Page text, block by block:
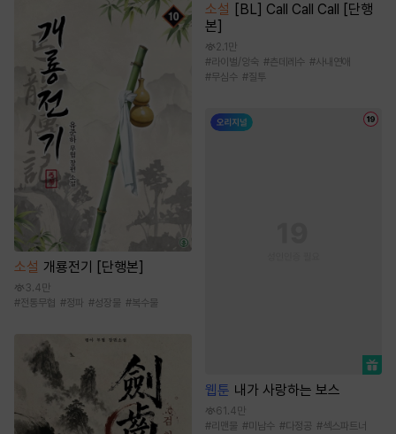
소설 개룡전기 [단행본]
3.4만
#전통무협 #정파 #성장물 #복수물
소설
[BL] Call Call Call [단행
본]
2.1만
#라이벌/앙숙 #츤데레수 #사내연애
#무심수 #질투
웹툰 내가 사랑하는 보스
61.4만
#리맨물 #미남수 #다정공 #섹스파트너